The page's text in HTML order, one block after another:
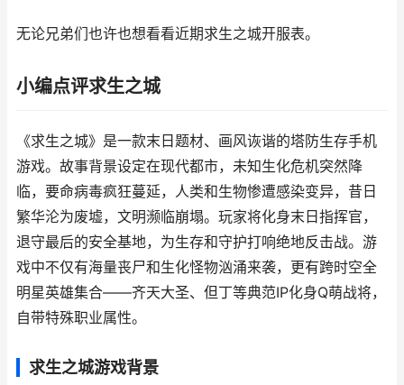
无论兄弟们也许也想看看近期求生之城开服表。
小编点评求生之城
《求生之城》是一款末日题材、画风诙谐的塔防生存手机
游戏。故事背景设定在现代都市，未知生化危机突然降
临，要命病毒疯狂蔓延，人类和生物惨遭感染变异，昔日
繁华沦为废墟，文明濒临崩塌。玩家将化身末日指挥官，
退守最后的安全基地，为生存和守护打响绝地反击战。游
戏中不仅有海量丧尸和生化怪物汹涌来袭，更有跨时空全
明星英雄集合——齐天大圣、但丁等典范IP化身Q萌战将，
自带特殊职业属性。
求生之城游戏背景